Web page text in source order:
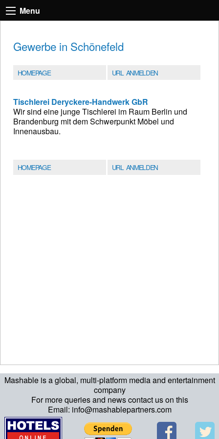
Mashable is a global, multi-platform media and entertainment
company
For more queries and news contact us on this
Email: info@mashablepartners.com
Menu
Gewerbe in Schönefeld
HOMEPAGE URL ANMELDEN
Tischlerei Deryckere-Handwerk GbR
Wir sind eine junge Tischlerei im Raum Berlin und
Brandenburg mit dem Schwerpunkt Möbel und
Innenausbau.
HOMEPAGE URL ANMELDEN